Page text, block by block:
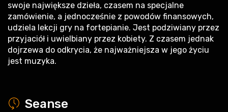
swoje największe dzieła, czasem na specjalne
zamówienie, a jednocześnie z powodów finansowych,
udziela lekcji gry na fortepianie. Jest podziwiany przez
przyjaciół i uwielbiany przez kobiety. Z czasem jednak
dojrzewa do odkrycia, że najważniejsza w jego życiu
jest muzyka.
a Seanse